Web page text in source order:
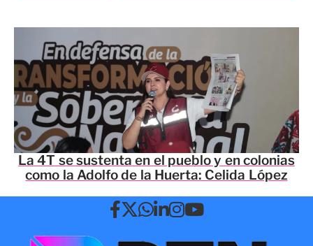
La 4T se sustenta en el pueblo y en colonias
como la Adolfo de la Huerta: Celida López